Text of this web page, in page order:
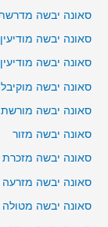
סאונה יבשה מדרשת
סאונה יבשה מודיעין
סאונה יבשה
סאונה יבשה
סאונה יבשה מורשת
סאונה יבשה מזור
סאונה יבשה מזכרת
סאונה יבשה מזרעה
סאונה יבשה מטולה